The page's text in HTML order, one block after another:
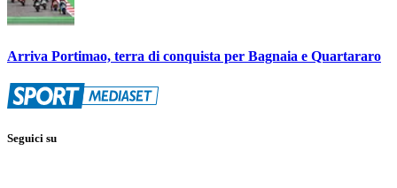
Arriva Portimao, terra di conquista per Bagnaia e Quartararo
Seguici su